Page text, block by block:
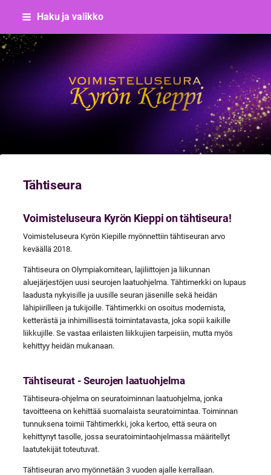
Siirry
sisältöön
Haku ja valikko
Voimisteluseura Kyrön Kieppi
Tähtiseura
Voimisteluseura Kyrön Kieppi on tähtiseura!
Voimisteluseura Kyrön Kiepille myönnettiin tähtiseuran arvo
keväällä 2018.
Tähtiseura on Olympiakomitean, lajiliittojen ja liikunnan
aluejärjestöjen uusi seurojen laatuohjelma. Tähtimerkki on lupaus
laadusta nykyisille ja uusille seuran jäsenille sekä heidän
lähipiirilleen ja tukijoille. Tähtimerkki on osoitus modernista,
ketterästä ja inhimillisestä toimintatavasta, joka sopii kaikille
liikkujille. Se vastaa erilaisten liikkujien tarpeisiin, mutta myös
kehittyy heidän mukanaan.
Tähtiseurat - Seurojen laatuohjelma
Tähtiseura-ohjelma on seuratoiminnan laatuohjelma, jonka
tavoitteena on kehittää suomalaista seuratoimintaa. Toiminnan
tunnuksena toimii Tähtimerkki, joka kertoo, että seura on
kehittynyt tasolle, jossa seuratoimintaohjelmassa määritellyt
laatutekijät toteutuvat.
Tähtiseuran arvo myönnetään 3 vuoden ajalle kerrallaan.